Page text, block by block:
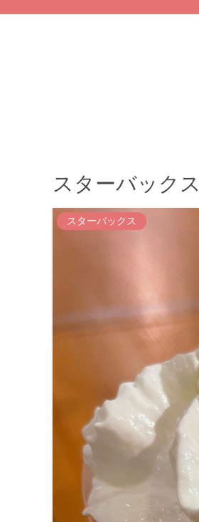
スターバック
スターバックス